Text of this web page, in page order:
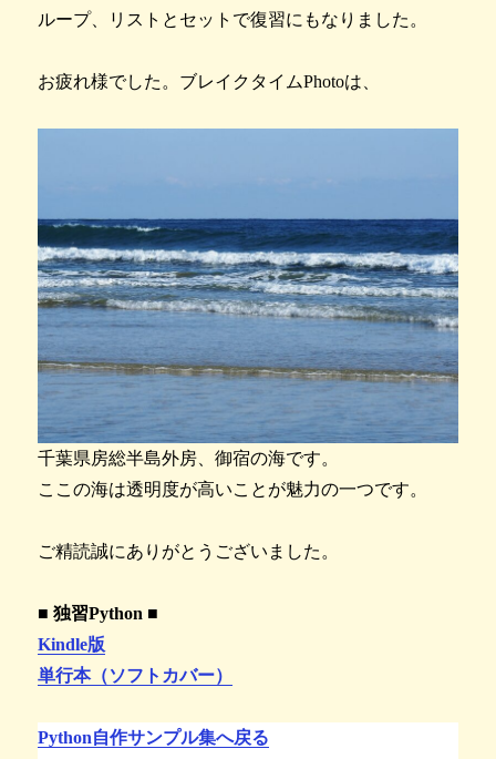
ループ、リストとセットで復習にもなりました。
お疲れ様でした。ブレイクタイムPhotoは、
千葉県房総半島外房、御宿の海です。
ここの海は透明度が高いことが魅力の一つです。
ご精読誠にありがとうございました。
■ 独習Python ■
Kindle版
単行本（ソフトカバー）
Python自作サンプル集へ戻る